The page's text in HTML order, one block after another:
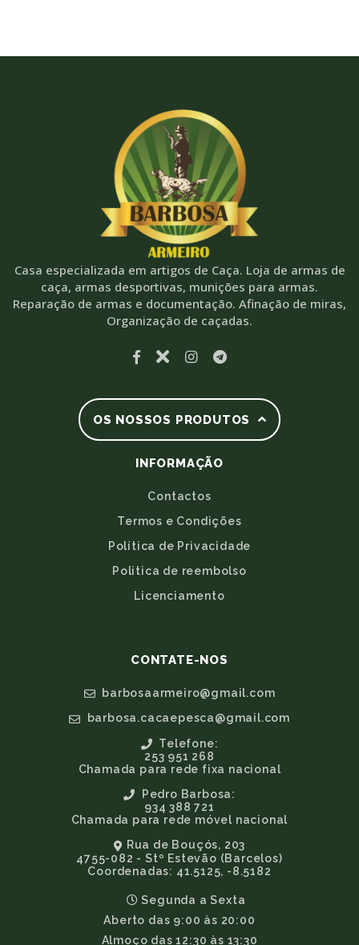
Casa especializada em artigos de Caça. Loja de armas de
caça, armas desportivas, munições para armas.
Reparação de armas e documentação. Afinação de miras,
Organização de caçadas.
OS NOSSOS PRODUTOS
INFORMAÇÃO
Contactos
Termos e Condições
Política de Privacidade
Politica de reembolso
Licenciamento
CONTATE-NOS
barbosaarmeiro@gmail.com
barbosa.cacaepesca@gmail.com
Telefone:
253 951 268
Chamada para rede fixa nacional
Pedro Barbosa:
934 388 721
Chamada para rede móvel nacional
Rua de Bouçós, 203
4755-082 - Stº Estevão (Barcelos)
Coordenadas: 41.5125, -8.5182
Segunda a Sexta
Aberto das 9:00 às 20:00
Almoço das 12:30 às 13:30